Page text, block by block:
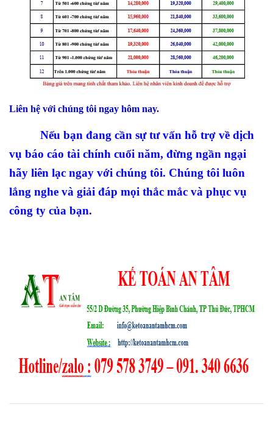
Liên hệ với chúng tôi ngay hôm nay.
Nếu bạn đang cần sự tư vấn hỗ trợ về dịch
vụ báo cáo tài chính cuối năm, đừng ngần ngại
hãy liên lạc ngay với chúng tôi. Chúng tôi luôn
lắng nghe và giải đáp mọi thắc mắc và phục vụ
công ty của bạn.